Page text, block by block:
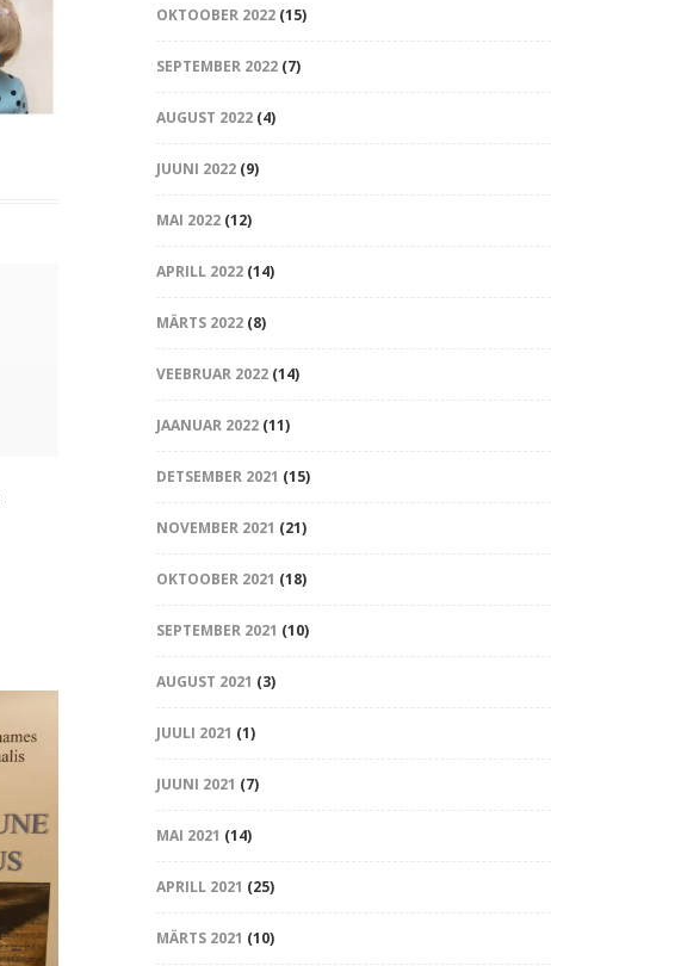
OKTOOBER 2022(15)
SEPTEMBER 2022(7)
AUGUST 2022(4)
JUUNI 2022(9)
MAI 2022(12)
APRILL 2022(14)
MÄRTS 2022(8)
VEEBRUAR 2022(14)
JAANUAR 2022(11)
DETSEMBER 2021 (15)
NOVEMBER 2021 (21)
OKTOOBER 2021 (18)
SEPTEMBER 2021 (10)
AUGUST 2021 (3)
JUULI 2021 (1)
JUUNI 2021 (7)
MAI 2021 (14)
APRILL 2021 (25)
MÄRTS 2021 (10)